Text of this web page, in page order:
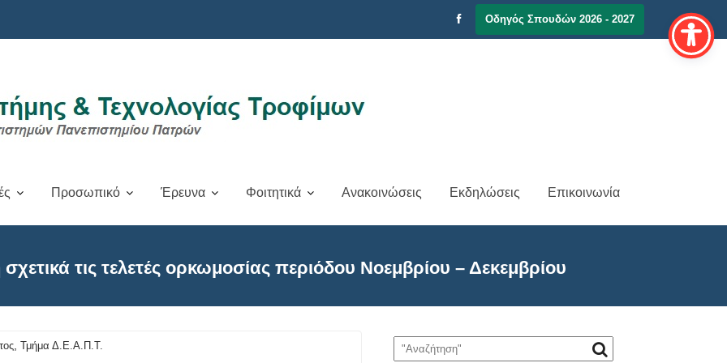
Οδηγός Σπουδών 2026 - 2027
Προσωπικό Έρευνα Φοιτητικά Ανακοινώσεις Εκδηλώσεις Επικοινωνία
τις τελετές ορκωμοσίας περιόδου Νοεμβρίου – Δεκεμβρίου
Τμήμα Δ.Ε.Α.Π.Τ.